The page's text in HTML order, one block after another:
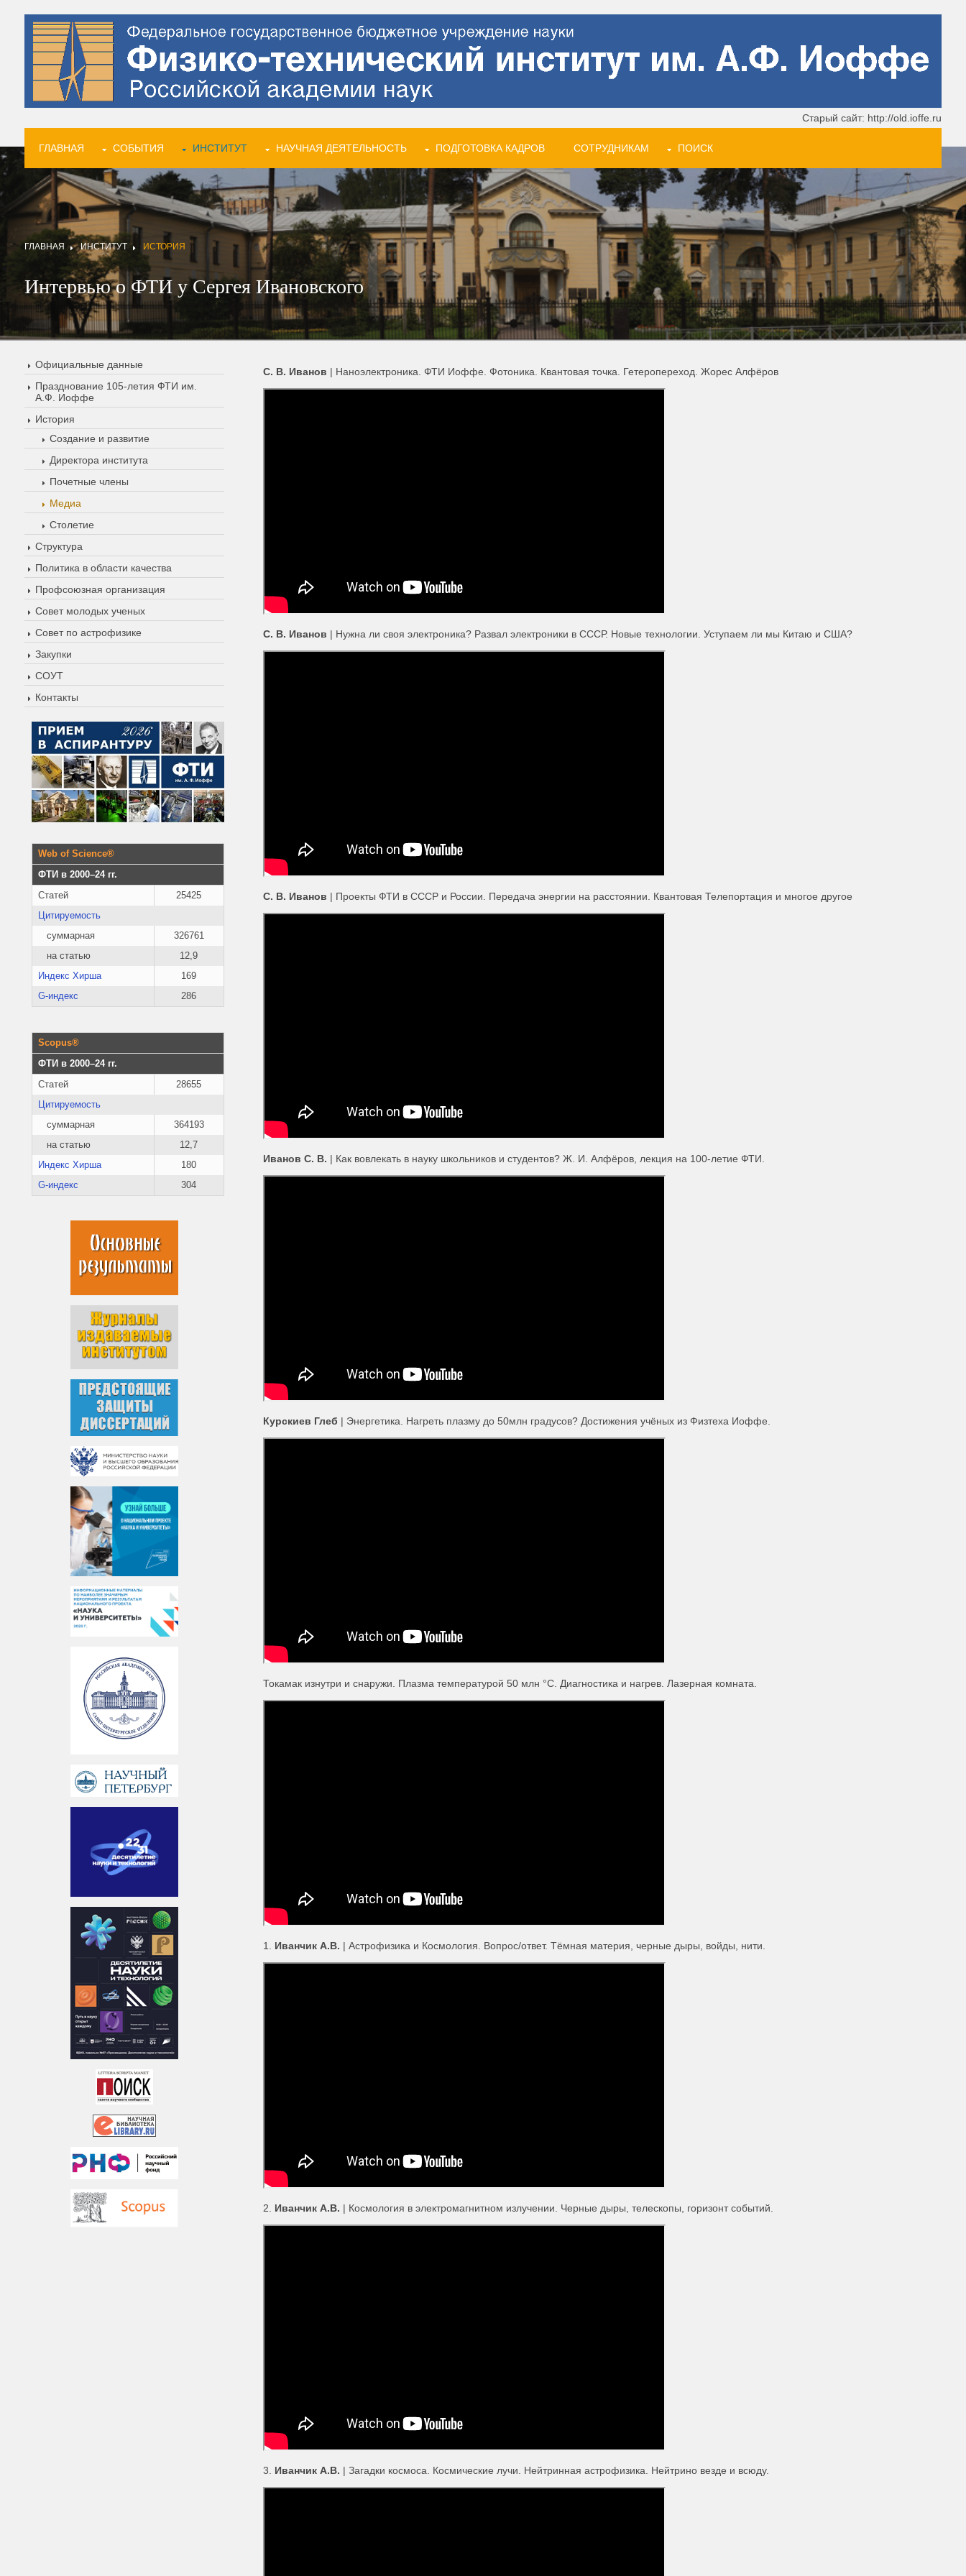
Старый сайт: http://old.ioffe.ru
ГЛАВНАЯ СОБЫТИЯ ИНСТИТУТ НАУЧНАЯ ДЕЯТЕЛЬНОСТЬ ПОДГОТОВКА КАДРОВ СОТРУДНИКАМ ПОИСК
ГЛАВНАЯ ИНСТИТУТ ИСТОРИЯ
Интервью о ФТИ у Сергея Ивановского
Официальные данные
Празднование 105-летия ФТИ им.
А.Ф. Иоффе
История
Создание и развитие
Директора института
Почетные члены
Медиа
Столетие
Структура
Политика в области качества
Профсоюзная организация
Совет молодых ученых
Совет по астрофизике
Закупки
СОУТ
Контакты
Web of Science®
ФТИ в 2000–24 гг.
Статей
25425
Цитируемость
суммарная
326761
на статью
12,9
Индекс Хирша
169
G-индекс
286
Scopus®
ФТИ в 2000–24 гг.
Статей
28655
Цитируемость
суммарная
364193
на статью
12,7
Индекс Хирша
180
G-индекс
304
С. В. Иванов | Наноэлектроника. ФТИ Иоффе. Фотоника. Квантовая точка. Гетеропереход. Жорес Алфёров
С. В. Иванов | Нужна ли своя электроника? Развал электроники в СССР. Новые технологии. Уступаем ли мы Китаю и США?
С. В. Иванов | Проекты ФТИ в СССР и России. Передача энергии на расстоянии. Квантовая Телепортация и многое другое
Иванов С. В. | Как вовлекать в науку школьников и студентов? Ж. И. Алфёров, лекция на 100-летие ФТИ.
Курскиев Глеб | Энергетика. Нагреть плазму до 50млн градусов? Достижения учёных из Физтеха Иоффе.
Токамак изнутри и снаружи. Плазма температурой 50 млн °С. Диагностика и нагрев. Лазерная комната.
1. Иванчик А.В. | Астрофизика и Космология. Вопрос/ответ. Тёмная материя, черные дыры, войды, нити.
2. Иванчик А.В. | Космология в электромагнитном излучении. Черные дыры, телескопы, горизонт событий.
3. Иванчик А.В. | Загадки космоса. Космические лучи. Нейтринная астрофизика. Нейтрино везде и всюду.